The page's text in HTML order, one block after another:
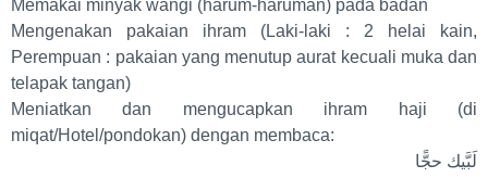
Memakai minyak wangi (harum-haruman) pada badan
Mengenakan pakaian ihram (Laki-laki : 2 helai kain,
Perempuan : pakaian yang menutup aurat kecuali muka dan
telapak tangan)
Meniatkan dan mengucapkan ihram haji (di
miqat/Hotel/pondokan) dengan membaca:
لَبَّيك حجًّا